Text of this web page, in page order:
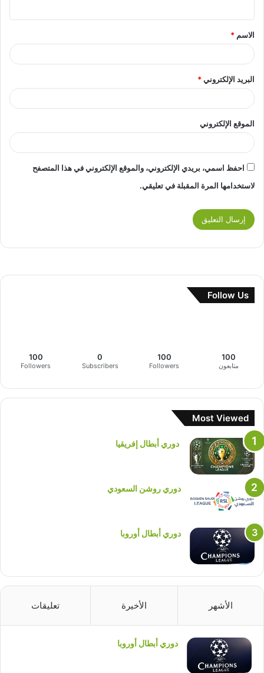
الاسم *
البريد الإلكتروني*
الموقع الإلكتروني
احفظ اسمي، بريدي الإلكتروني، والموقع الإلكتروني في هذا المتصفح
لاستخدامها المرة المقبلة في تعليقي.
Follow Us
100
متابعون
100
Followers
0
Subscribers
100
Followers
Most Viewed
دوري أبطال إفريقيا
دوري روشن السعودي
دوري أبطال أوروبا
الأشهر الأخيرة تعليقات
دوري أبطال أوروبا